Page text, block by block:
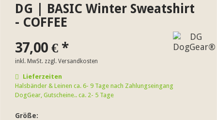
DG | BASIC Winter Sweatshirt
- COFFEE
37,00 € *
inkl. MwSt. zzgl. Versandkosten
Lieferzeiten
Halsbänder & Leinen ca. 6- 9 Tage nach Zahlungseingang
DogGear, Gutscheine.. ca. 2- 5 Tage
Größe: